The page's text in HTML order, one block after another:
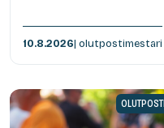
10.8.2026| olutpostimestari
OLUTPOSTI